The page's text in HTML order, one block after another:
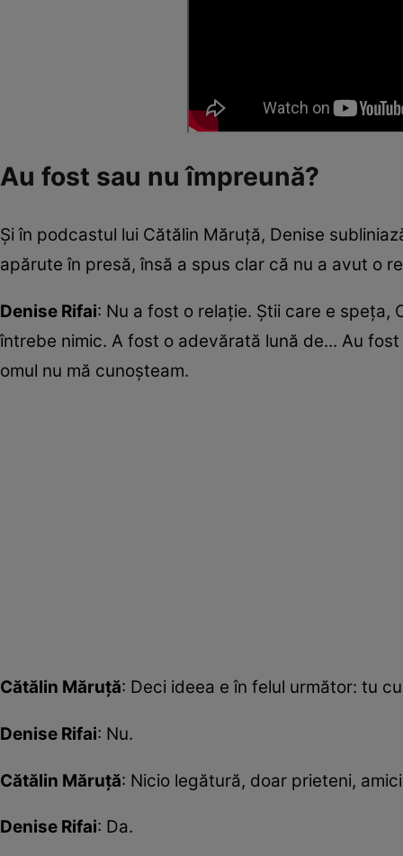
Au fost sau nu împreună?
Și în podcastul lui Cătălin Măruță, Denise
apărute în presă, însă a spus clar că nu a avut o
Denise Rifai: Nu a fost o relație. Știi care e speța,
întrebe nimic. A fost o adevărată lună de... Au
omul nu mă cunoșteam.
Cătălin Măruță: Deci ideea e în felul următor: tu
Denise Rifai: Nu.
Cătălin Măruță: Nicio legătură, doar prieteni,
Denise Rifai: Da.